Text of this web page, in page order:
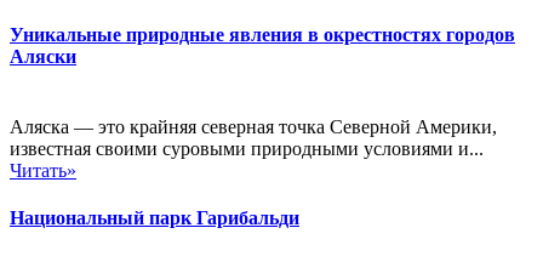
Уникальные природные явления в окрестностях городов
Аляски
Аляска — это крайняя северная точка Северной Америки,
известная своими суровыми природными условиями и...
Читать»
Национальный парк Гарибальди